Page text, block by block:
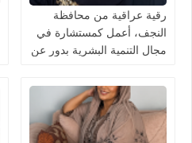
رقية عراقية من محافظة
النجف، أعمل كمستشارة في
مجال التنمية البشرية بدور عن